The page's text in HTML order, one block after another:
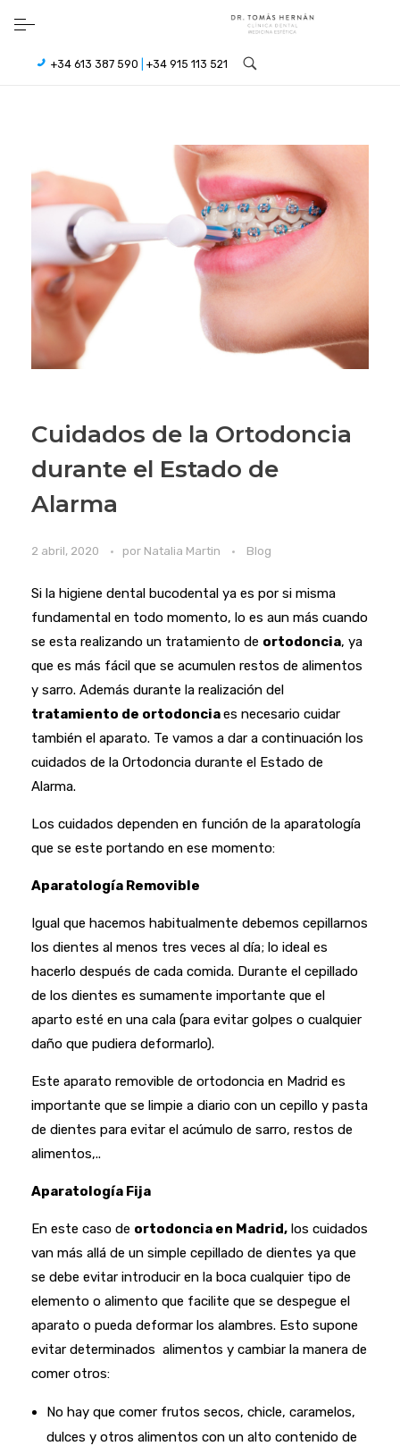
+34 613 387 590 +34 915 113 521
Cuidados de la Ortodoncia
durante el Estado de
Alarma
2 abril, 2020 por Natalia Martin Blog
Si la higiene dental bucodental ya es por si misma
fundamental en todo momento, lo es aun más cuando
se esta realizando un tratamiento de ortodoncia, ya
que es más fácil que se acumulen restos de alimentos
y sarro. Además durante la realización del
tratamiento de ortodonciaes necesario cuidar
también el aparato. Te vamos a dar a continuación los
cuidados de la Ortodoncia durante el Estado de
Alarma.
Los cuidados dependen en función de la aparatología
que se este portando en ese momento:
Aparatología Removible
Igual que hacemos habitualmente debemos cepillarnos
los dientes al menos tres veces al día; lo ideal es
hacerlo después de cada comida. Durante el cepillado
de los dientes es sumamente importante que el
aparto esté en una cala (para evitar golpes o cualquier
daño que pudiera deformarlo).
Este aparato removible de ortodoncia en Madrid es
importante que se limpie a diario con un cepillo y pasta
de dientes para evitar el acúmulo de sarro, restos de
alimentos,..
Aparatología Fija
En este caso de ortodoncia en Madrid, los cuidados
van más allá de un simple cepillado de dientes ya que
se debe evitar introducir en la boca cualquier tipo de
elemento o alimento que facilite que se despegue el
aparato o pueda deformar los alambres. Esto supone
evitar determinados alimentos y cambiar la manera de
comer otros:
No hay que comer frutos secos, chicle, caramelos,
dulces y otros alimentos con un alto contenido de